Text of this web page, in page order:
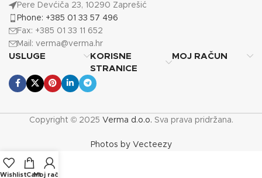
Pere Devćiča 23, 10290 Zaprešić
Phone: +385 01 33 57 496
Fax: +385 01 33 11 652
Mail: verma@verma.hr
USLUGE
KORISNE
STRANICE
MOJ RAČUN
Copyright © 2025 Verma d.o.o. Sva prava pridržana.
Photos by Vecteezy
WishlistCartMoj račun